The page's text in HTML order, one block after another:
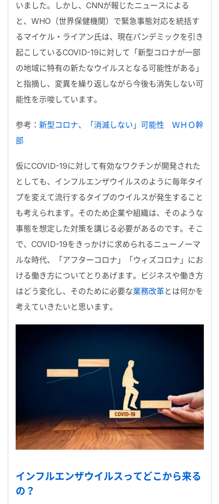
いました。しかし、CNNが報じたニュースによる
と、WHO（世界保健機関）で緊急事態対応を統括す
るマイケル・ライアン氏は、現在パンデミックを引き
起こしているCOVID-19に対して「新型コロナが一部
の地域に特有の新たなウイルスとなる可能性がある」
と指摘し、変異を繰り返しながら今後も消失しない可
能性を示唆しています。
参考： 新型コロナ、「消滅しない」可能性 ＷＨＯ幹
部
仮にCOVID-19に対して有効なワクチンが開発された
としても、インフルエンザウイルスのように毎年タイ
プを変えて流行するタイプのウイルスが発生すること
も考えられます。そのため企業や組織は、そのような
事態を想定した対策を講じる必要があるのです。そこ
で、COVID-19をきっかけに求められるニューノーマ
ルな時代、「アフターコロナ」「ウィズコロナ」にお
ける働き方についてとりあげます。ビジネスや働き方
はどう変化し、そのために必要な業務改革とは何かを
考えていきたいと思います。
インフルエンザウイルスってどこから来る
の？